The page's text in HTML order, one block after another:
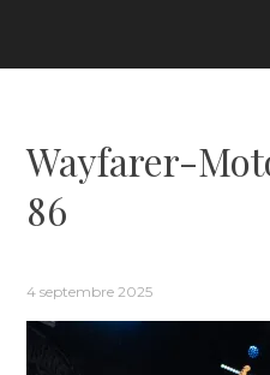
Wayfarer-
86
4 septembre 2025